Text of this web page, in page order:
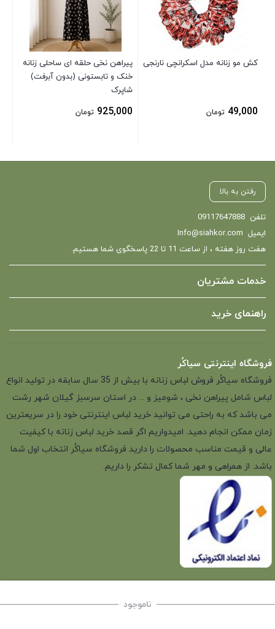
ناموجود
کش مو زنانه مدل اسکرانچی نارنجی
49,000 تومان
پیراهن نخی حلقه ای ساحلی زنانه
خنک و تابستونی (بدون آبرفت)
شاپرک
925,000 تومان
رفتن به بالا
تلفن 09117647888
ایمیل Info@siahkor.com
هفت روز هفته ، از ساعت 11 تا 22 پاسخگوی شما هستیم.
خدمات مشتریان
راهنمای خرید
فروشگاه اینترنتی سیاکُر
فروشگاه سیاکُر فروش لباس زنانه با بیش از 35 سال سابقه در تولید انواع
لباس شامل پیراهن نخی ، شومیز و ... در استان سرسبز گیلان شهر رشت
می باشد که به راحتی می توانید خرید لباس اینترنتی خود را در سریعترین
زمان ممکن انجام دهید. امیدواریم اگر قصد خرید لباس زنانه با کیفیت
عالی و قیمت مناسب محصولات را دارید فروشگاه سیاکُر انتخاب اول شما
باشد. از همراهی و مهر شما کمال تشکر را داریم.